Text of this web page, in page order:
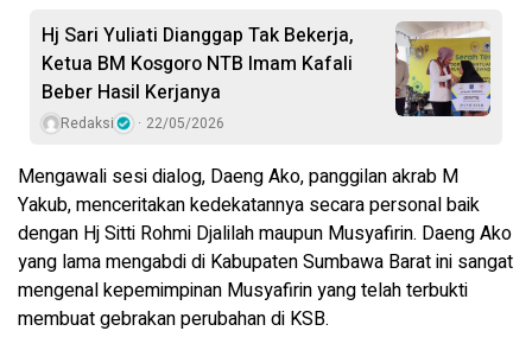
Hj Sari Yuliati Dianggap Tak Bekerja,
Ketua BM Kosgoro NTB Imam Kafali
Beber Hasil Kerjanya
Redaksi 22/05/2026
Mengawali sesi dialog, Daeng Ako, panggilan akrab M
Yakub, menceritakan kedekatannya secara personal baik
dengan Hj Sitti Rohmi Djalilah maupun Musyafirin. Daeng Ako
yang lama mengabdi di Kabupaten Sumbawa Barat ini sangat
mengenal kepemimpinan Musyafirin yang telah terbukti
membuat gebrakan perubahan di KSB.